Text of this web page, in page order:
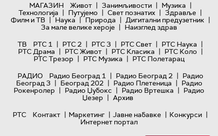
МАГАЗИН
Живот | Занимљивости | Музика |
Технологијa | Путујемо | Свет познатих | Здравље |
Филм и ТВ | Наука | Природа | Дигитални предузетник |
За мале велике хероје | Наизглед здрав
ТВ
РТС 1 | РТС 2 | РТС 3 | РТС Свет | РТС Наука |
РТС Драма | РТС Живот | РТС Класика | РТС Коло |
РТС Трезор | РТС Музика | РТС Полетарац
РАДИО
Радио Београд 1 | Радио Београд 2 | Радио
Београд 3 | Београд 202 | Радио Плетеница | Радио
Рокенролер | Радио Џубокс | Радио Вртешка | Радио
Џезер | Архив
РТС
Контакт | Маркетинг | Јавне набавке | Конкурси |
Интернет портал